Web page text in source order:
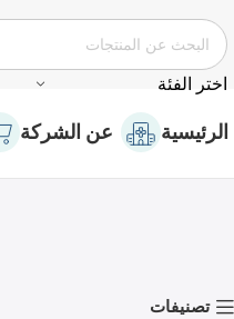
اختر الفئة
الرئيسية عن الشركة
تصنيفات